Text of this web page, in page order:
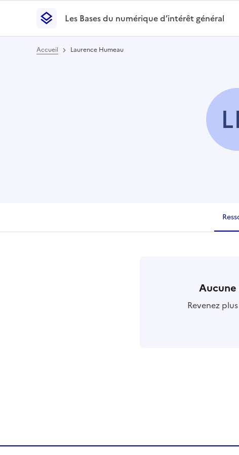
Les Bases du numérique d’intérêt général- Retour à
Les Bases du numérique d’intérêt général
Accueil Laurence Humeau
Revenez